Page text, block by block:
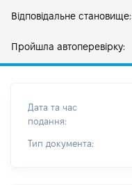
Відповідальне становище:
Пройшла автоперевірку:
Дата та час
подання:
Тип документа: